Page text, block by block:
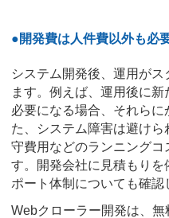
●開発費は人件費以外も必
システム開発後、運用が
ます。例えば、運用後に
必要になる場合、それらに
た、システム障害は避け
守費用などのランニングコ
す。開発会社に見積もり
ポート体制についても確認
Webクローラー開発は、